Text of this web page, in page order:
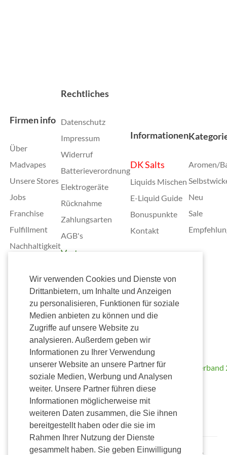
Wir verwenden Cookies und Dienste von
Drittanbietern, um Inhalte und Anzeigen
zu personalisieren, Funktionen für soziale
Medien anbieten zu können und die
Zugriffe auf unsere Website zu
analysieren. Außerdem geben wir
Informationen zu Ihrer Verwendung
unserer Website an unsere Partner für
soziale Medien, Werbung und Analysen
weiter. Unsere Partner führen diese
Informationen möglicherweise mit
weiteren Daten zusammen, die Sie ihnen
bereitgestellt haben oder die sie im
Rahmen Ihrer Nutzung der Dienste
gesammelt haben. Sie geben Einwilligung
Firmen info
Über
Madvapes
Unsere Stores
Jobs
Franchise
Fulfillment
Nachhaltigkeit
Rechtliches
Datenschutz
Impressum
Widerruf
Batterieverordnung
Elektrogeräte
Rücknahme
Zahlungsarten
AGB's
Vertrag
Informationen
DK Salts
Liquids Mischen
E-Liquid Guide
Bonuspunkte
Kontakt
Aromen/
Neu
Sale
Zahlung
Versand
Kostenlose
Lieferung
ab 50,00€
Versendung nur
Deutschlands mit
Alterssichtprüfung
unterstützen
Alle Preise inkl. gesetzl. Mehrwertsteuer zzgl. Versandkosten und ggf.